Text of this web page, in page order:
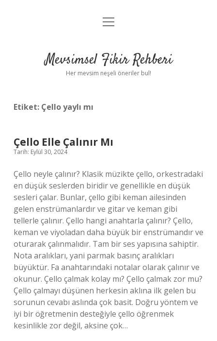
Anasayfa
Yasal Uyarı
menüyü
Mevsimsel Fikir Rehberi
Her mevsim neşeli öneriler bul!
Etiket: Çello yaylı mı
Çello Elle Çalınır Mı
Tarih: Eylül 30, 2024
Çello neyle çalınır? Klasik müzikte çello, orkestradaki
en düşük seslerden biridir ve genellikle en düşük
sesleri çalar. Bunlar, çello gibi keman ailesinden
gelen enstrümanlardır ve gitar ve keman gibi
tellerle çalınır. Çello hangi anahtarla çalınır? Çello,
keman ve viyoladan daha büyük bir enstrümandır ve
oturarak çalınmalıdır. Tam bir ses yapısına sahiptir.
Nota aralıkları, yani parmak basınç aralıkları
büyüktür. Fa anahtarındaki notalar olarak çalınır ve
okunur. Çello çalmak kolay mı? Çello çalmak zor mu?
Çello çalmayı düşünen herkesin aklına ilk gelen bu
sorunun cevabı aslında çok basit. Doğru yöntem ve
iyi bir öğretmenin desteğiyle çello öğrenmek
kesinlikle zor değil, aksine çok…